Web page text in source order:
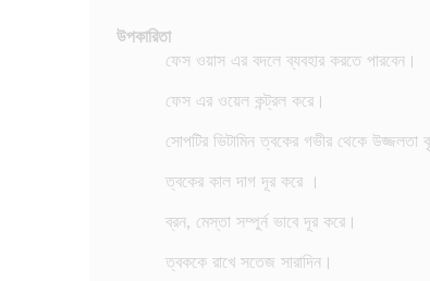
উপকারিতা
ফেস ওয়াস এর বদলে ব্যবহার করতে পারবেন।
ফেস এর ওয়েল কন্ট্রল করে।
সোপটির ভিটামিন ত্বকের গভীর থেকে উজ্জলতা
ত্বকের কাল দাগ দূর করে ।
ব্রন, মেস্তা সম্পুর্ন ভাবে দূর করে।
ত্বককে রাখে সতেজ সারাদিন।